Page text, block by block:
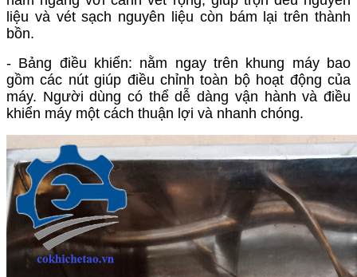
liệu và vét sạch nguyên liệu còn bám lại trên thành
bồn.
- Bảng điều khiển: nằm ngay trên khung máy bao
gồm các nút giúp điều chỉnh toàn bộ hoạt động của
máy. Người dùng có thể dễ dàng vận hành và điều
khiển máy một cách thuận lợi và nhanh chóng.